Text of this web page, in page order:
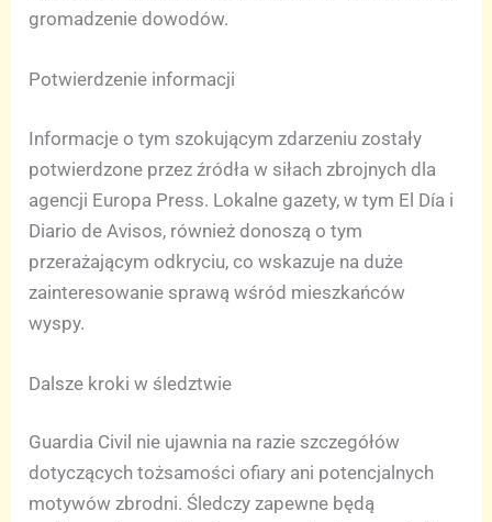
gromadzenie dowodów.
Potwierdzenie informacji
Informacje o tym szokującym zdarzeniu zostały
potwierdzone przez źródła w siłach zbrojnych dla
agencji Europa Press. Lokalne gazety, w tym El Día i
Diario de Avisos, również donoszą o tym
przerażającym odkryciu, co wskazuje na duże
zainteresowanie sprawą wśród mieszkańców
wyspy.
Dalsze kroki w śledztwie
Guardia Civil nie ujawnia na razie szczegółów
dotyczących tożsamości ofiary ani potencjalnych
motywów zbrodni. Śledczy zapewne będą